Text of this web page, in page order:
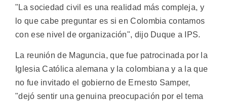
"La sociedad civil es una realidad más compleja, y
lo que cabe preguntar es si en Colombia contamos
con ese nivel de organización", dijo Duque a IPS.
La reunión de Maguncia, que fue patrocinada por la
Iglesia Católica alemana y la colombiana y a la que
no fue invitado el gobierno de Ernesto Samper,
"dejó sentir una genuina preocupación por el tema